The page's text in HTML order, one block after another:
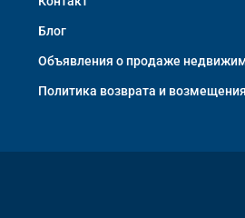
Блог
Объявления о продаже
Политика возврата и возмещения